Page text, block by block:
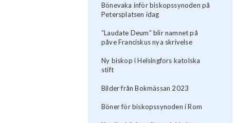
Bönevaka inför biskopssynoden på
Petersplatsen idag
“Laudate Deum” blir namnet på
påve Franciskus nya skrivelse
Ny biskop i Helsingfors katolska
stift
Bilder från Bokmässan 2023
Böner för biskopssynoden i Rom